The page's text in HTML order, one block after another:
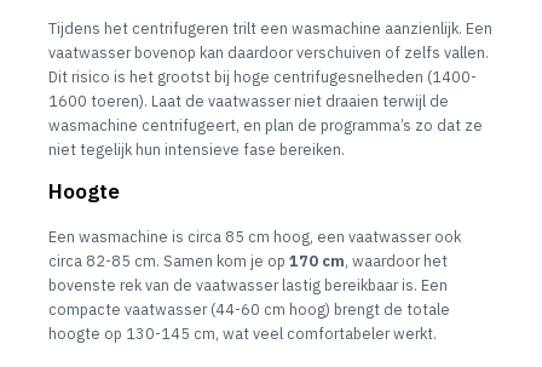
Tijdens het centrifugeren trilt een wasmachine aanzienlijk. Een
vaatwasser bovenop kan daardoor verschuiven of zelfs vallen.
Dit risico is het grootst bij hoge centrifugesnelheden (1400-
1600 toeren). Laat de vaatwasser niet draaien terwijl de
wasmachine centrifugeert, en plan de programma’s zo dat ze
niet tegelijk hun intensieve fase bereiken.
Hoogte
Een wasmachine is circa 85 cm hoog, een vaatwasser ook
circa 82-85 cm. Samen kom je op 170 cm, waardoor het
bovenste rek van de vaatwasser lastig bereikbaar is. Een
compacte vaatwasser (44-60 cm hoog) brengt de totale
hoogte op 130-145 cm, wat veel comfortabeler werkt.